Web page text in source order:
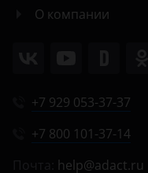
О компании
+7 929 053-37-37
+7 800 101-37-14
help@adact.ru